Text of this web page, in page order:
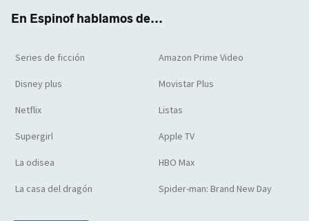
En Espinof hablamos de...
Series de ficción Amazon Prime Video
Disney plus Movistar Plus
Netflix Listas
Supergirl Apple TV
La odisea HBO Max
La casa del dragón Spider-man: Brand New Day